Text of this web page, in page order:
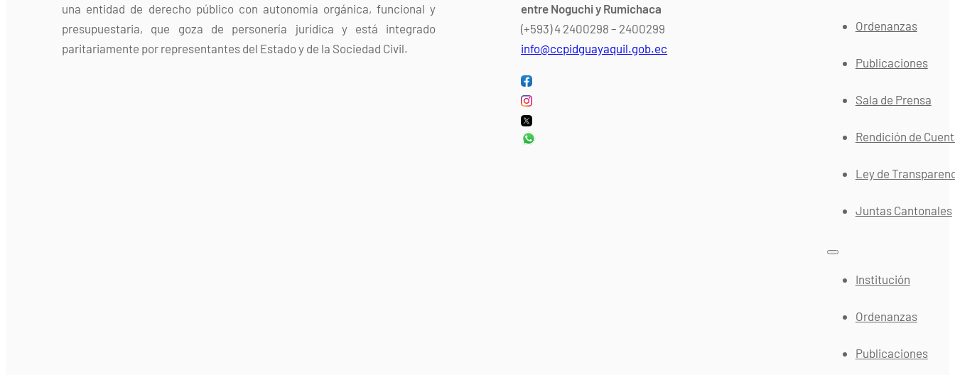
una entidad de derecho público con autonomía orgánica, funcional y
presupuestaria, que goza de personería jurídica y está integrado
paritariamente por representantes del Estado y de la Sociedad Civil.
entre Noguchi y Rumichaca
(+593) 4 2400298 – 2400299
info@ccpidguayaquil.gob.ec
Ordenanzas
Publicaciones
Sala de Prensa
Rendición de
Ley de
Juntas Cantonales
Institución
Ordenanzas
Publicaciones